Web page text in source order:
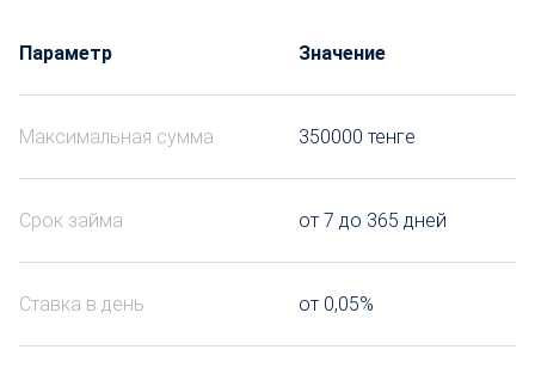
Параметр Значение
Максимальная сумма 350000 тенге
Срок займа от 7 до 365 дней
Ставка в день от 0,05%